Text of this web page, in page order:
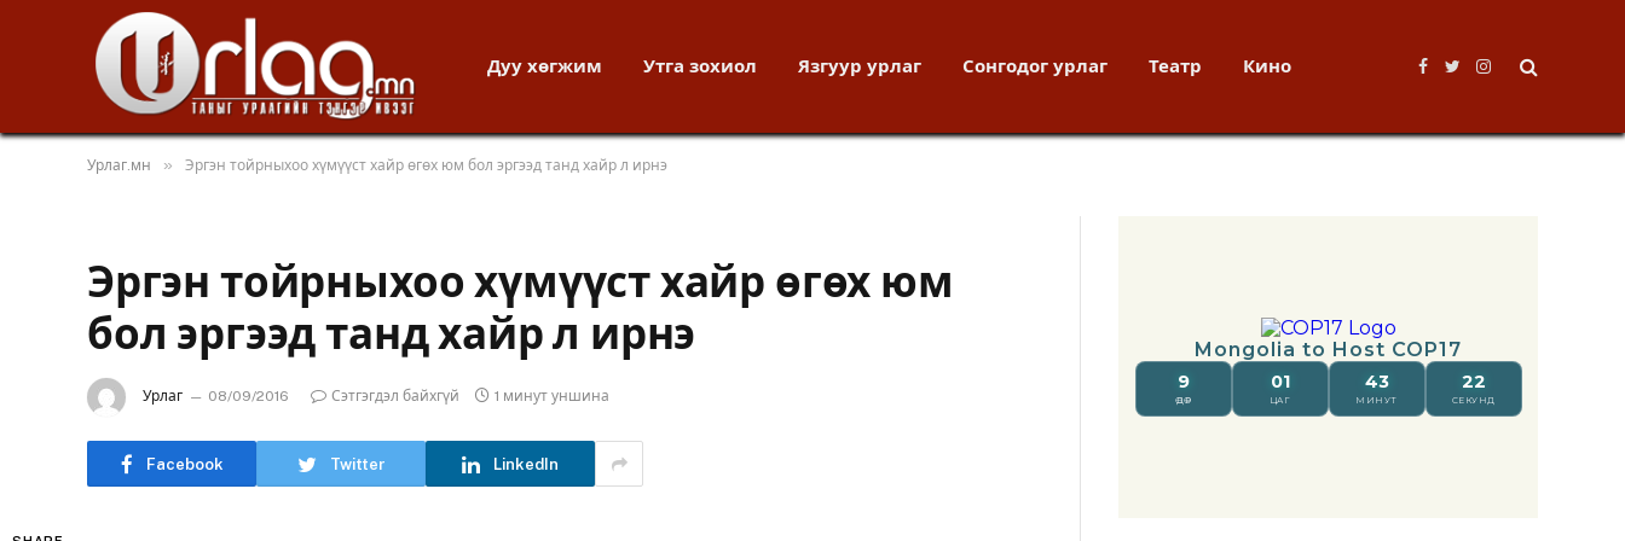
Дуу хөгжим Утга зохиол Язгуур урлаг Сонгодог урлаг Театр Кино
Facebook
TwitterInstagram
Урлаг.мн » Эргэн тойрныхоо хүмүүст хайр өгөх юм бол эргээд танд хайр л ирнэ
Эргэн тойрныхоо хүмүүст хайр өгөх юм
бол эргээд танд хайр л ирнэ
Урлаг 08/09/2016 Сэтгэгдэл байхгүй 1 минут уншина
Facebook Twitter LinkedIn